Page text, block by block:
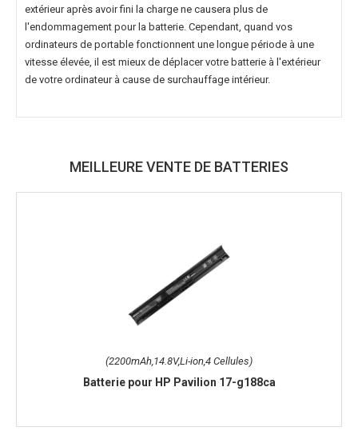
extérieur après avoir fini la charge ne causera plus de
l'endommagement pour la batterie. Cependant, quand vos
ordinateurs de portable fonctionnent une longue période à une
vitesse élevée, il est mieux de déplacer votre batterie à l'extérieur
de votre ordinateur à cause de surchauffage intérieur.
MEILLEURE VENTE DE BATTERIES
(2200mAh,14.8V,Li-ion,4 Cellules)
Batterie pour HP Pavilion 17-g188ca